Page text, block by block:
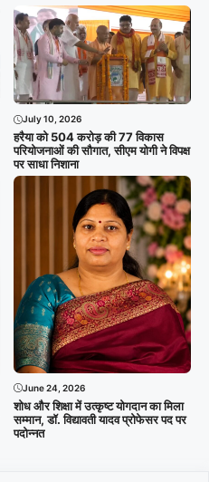
July 10, 2026
हरैया को 504 करोड़ की 77 विकास
परियोजनाओं की सौगात, सीएम योगी ने विपक्ष
पर साधा निशाना
June 24, 2026
शोध और शिक्षा में उत्कृष्ट योगदान का मिला
सम्मान, डॉ. विद्यावती यादव प्रोफेसर पद पर
पदोन्नत